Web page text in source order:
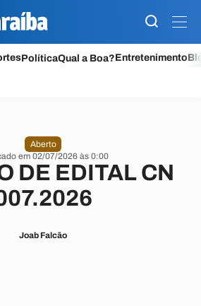
PolíticaQual a Boa?Entretenimento
Aberto
em 02/07/2026 às 0:00
DE EDITAL CN
Joab Falcão